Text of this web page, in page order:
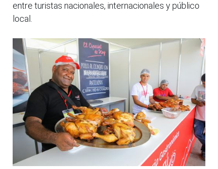
entre turistas nacionales, internacionales y público
local.